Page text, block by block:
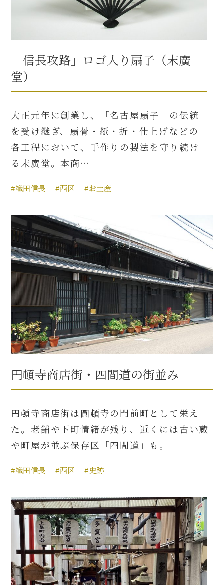
「信長攻路」ロゴ入り扇子（末廣
堂）
大正元年に創業し、「名古屋扇子」の伝統
を受け継ぎ、扇骨・紙・折・仕上げなどの
各工程において、手作りの製法を守り続け
る末廣堂。本商…
#織田信長 #西区 #お土産
円頓寺商店街・四間道の街並み
円頓寺商店街は圓頓寺の門前町として栄え
た。老舗や下町情緒が残り、近くには古い蔵
や町屋が並ぶ保存区「四間道」も。
#織田信長 #西区 #史跡